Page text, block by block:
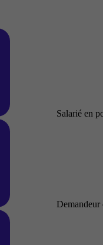
Salarié en
Demandeur